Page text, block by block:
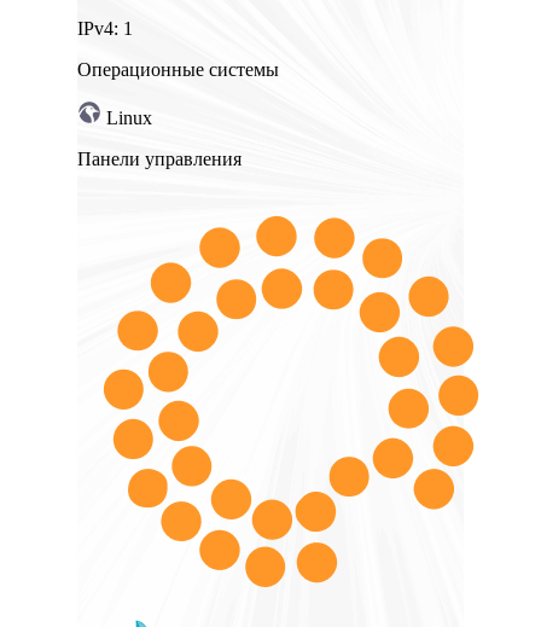
IPv4: 1
Операционные системы
Linux
Панели управления